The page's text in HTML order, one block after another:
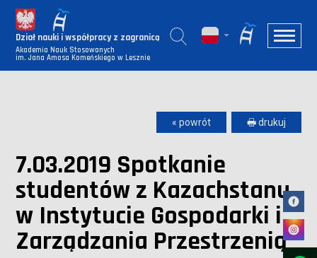
Dział nauki i współpracy z zagranicą
Akademia Nauk Stosowanych
im. Jana Amosa Komeńskiego w Lesznie
« powrót 🖶 drukuj
7.03.2019 Spotkanie
studentów z Kazachstanu
w Instytucie Gospodarki i
Zarządzania Przestrzenią